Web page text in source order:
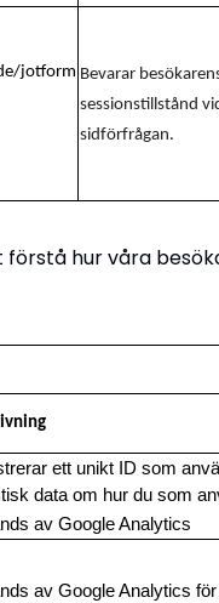
jotform Bevarar
sessionstillstånd
sidförfrågan.
hur våra
ett unikt ID som
data om hur du som
av Google Analytics
av Google Analytics